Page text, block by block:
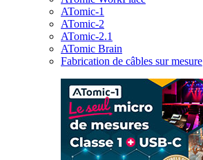
ATomic-1
ATomic-2
ATomic-2.1
ATomic Brain
Fabrication de câbles sur mesure